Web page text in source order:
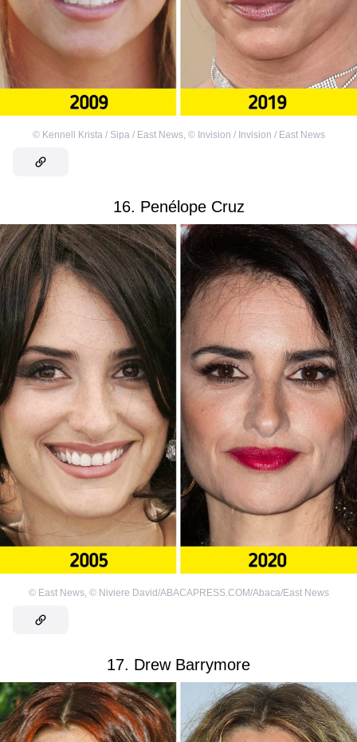
© Kennell Krista / Sipa / East News, © Invision / Invision / East News
16. Penélope Cruz
© East News, © Niviere David/ABACAPRESS.COM/Abaca/East News
17. Drew Barrymore